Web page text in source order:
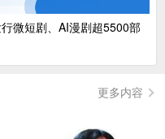
微短剧、AI漫剧超5500部
更多内容